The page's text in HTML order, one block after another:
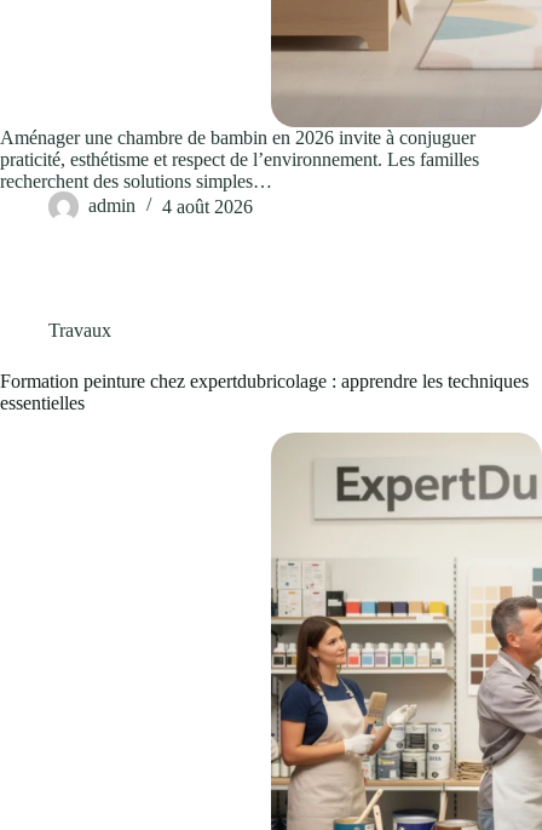
Aménager une chambre de bambin en 2026 invite à conjuguer
praticité, esthétisme et respect de l’environnement. Les familles
recherchent des solutions simples…
admin
4 août 2026
Travaux
Formation peinture chez expertdubricolage : apprendre les techniques
essentielles